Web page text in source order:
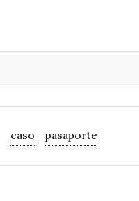
caso pasaporte